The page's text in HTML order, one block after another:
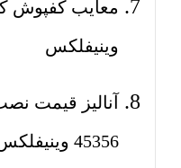
وینیفلکس
آنالیز قیمت
45356 وینیفلکس